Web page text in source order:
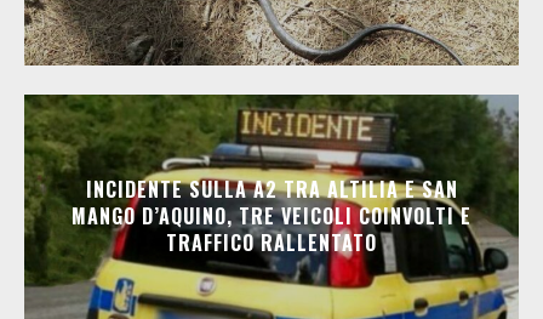
INCIDENTE SULLA A2 TRA ALTILIA E SAN
MANGO D’AQUINO, TRE VEICOLI COINVOLTI E
TRAFFICO RALLENTATO